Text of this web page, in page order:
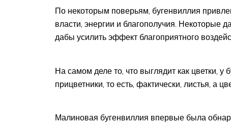
По некоторым поверьям, бугенвиллия
власти, энергии и благополучия. Некоторые
дабы усилить эффект благоприятного
На самом деле то, что выглядит как цветки, у
прицветники, то есть, фактически, листья, а
Малиновая бугенвиллия впервые была